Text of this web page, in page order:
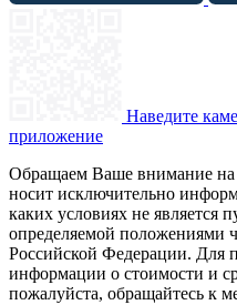
Наведите
приложение
Обращаем Ваше внимание на
носит исключительно
каких условиях не является
определяемой положениями
Российской Федерации. Для
информации о стоимости и
пожалуйста, обращайтесь к